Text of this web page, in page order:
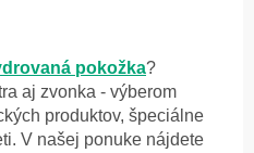
pokožka?
aj zvonka - výberom
produktov, špeciálne
V našej ponuke nájdete